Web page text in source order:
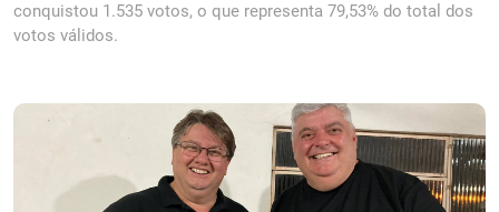
conquistou 1.535 votos, o que representa 79,53% do total dos
votos válidos.